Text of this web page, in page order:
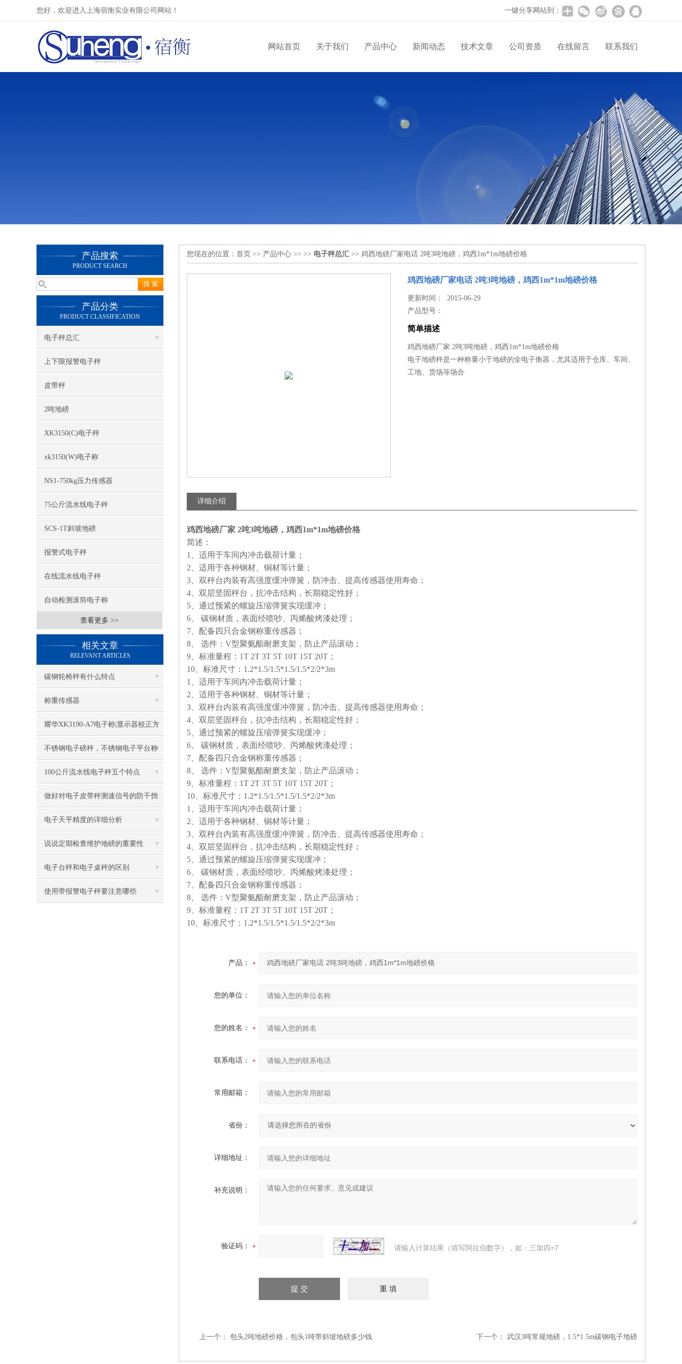
您好，欢迎进入上海宿衡实业有限公司网站！ 一键分享网站到：
网站首页 关于我们 产品中心 新闻动态 技术文章 公司资质 在线留言 联系我们
产品搜索
PRODUCT SEARCH
产品分类
PRODUCT CLASSIFICATION
电子秤总汇
上下限报警电子秤
皮带秤
2吨地磅
XK3150(C)电子秤
xk3150(W)电子称
NS1-750kg压力传感器
75公斤流水线电子秤
SCS-1T斜坡地磅
报警式电子秤
在线流水线电子秤
自动检测滚筒电子称
查看更多 >>
相关文章
RELEVANT ARTICLES
碳钢轮椅秤有什么特点
称重传感器
耀华XK3190-A7电子称|显示器校正方
法
不锈钢电子磅秤，不锈钢电子平台称
100公斤流水线电子秤五个特点
做好对电子皮带秤测速信号的防干扰
工作
电子天平精度的详细分析
说说定期检查维护地磅的重要性
电子台秤和电子桌秤的区别
使用带报警电子秤要注意哪些
您现在的位置： 首页 >> 产品中心 >> >> 电子秤总汇 >> 鸡西地磅厂家电话 2吨3吨地磅，鸡西1m*1m地磅价格
鸡西地磅厂家电话 2吨3吨地磅，鸡西1m*1m地磅价格
更新时间： 2015-06-29
产品型号：
简单描述
鸡西地磅厂家 2吨3吨地磅，鸡西1m*1m地磅价格
电子地磅秤是一种称量小于地磅的全电子衡器，尤其适用于仓库、车间、
工地、货场等场合
详细介绍
鸡西地磅厂家 2吨3吨地磅，鸡西1m*1m地磅价格
简述：
1
、适用于车间内冲击载荷计量；
2 、适用于各种钢材、铜材等计量；
3 、双秤台内装有高强度缓冲弹簧，防冲击、提高传感器使用寿命；
4 、双层坚固秤台，抗冲击结构，长期稳定性好；
5 、通过预紧的螺旋压缩弹簧实现缓冲；
6
碳钢材质，表面经喷吵、丙烯酸烤漆处理；
7 、配备四只合金钢称重传感器；
8
选件： V型聚氨酯耐磨支架，防止产品滚动；
9 、标准量程： 1T 2T 3T 5T 10T 15T 20T ；
10 、标准尺寸： 1.2*1.5/1.5*1.5/1.5*2/2*3m
1
、适用于车间内冲击载荷计量；
2 、适用于各种钢材、铜材等计量；
3 、双秤台内装有高强度缓冲弹簧，防冲击、提高传感器使用寿命；
4 、双层坚固秤台，抗冲击结构，长期稳定性好；
5 、通过预紧的螺旋压缩弹簧实现缓冲；
6
碳钢材质，表面经喷吵、丙烯酸烤漆处理；
7 、配备四只合金钢称重传感器；
8
选件： V型聚氨酯耐磨支架，防止产品滚动；
9 、标准量程： 1T 2T 3T 5T 10T 15T 20T ；
10 、标准尺寸： 1.2*1.5/1.5*1.5/1.5*2/2*3m
1
、适用于车间内冲击载荷计量；
2 、适用于各种钢材、铜材等计量；
3 、双秤台内装有高强度缓冲弹簧，防冲击、提高传感器使用寿命；
4 、双层坚固秤台，抗冲击结构，长期稳定性好；
5 、通过预紧的螺旋压缩弹簧实现缓冲；
6
碳钢材质，表面经喷吵、丙烯酸烤漆处理；
7 、配备四只合金钢称重传感器；
8
选件： V型聚氨酯耐磨支架，防止产品滚动；
9 、标准量程： 1T 2T 3T 5T 10T 15T 20T ；
10 、标准尺寸： 1.2*1.5/1.5*1.5/1.5*2/2*3m
产品：
您的单位：
您的姓名：
联系电话：
常用邮箱：
省份：
详细地址：
补充说明：
验证码： 请输入计算结果（填写阿拉伯数字），如：三加四=7
上一个： 包头2吨地磅价格，包头1吨带斜坡地磅多少钱 下一个： 武汉3吨常规地磅，1.5*1.5m碳钢电子地磅